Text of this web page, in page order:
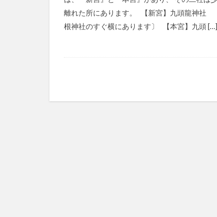
離れた所にあります。 【新宮】九頭龍神社
根神社のすぐ横にあります〕 【本宮】九頭 […]